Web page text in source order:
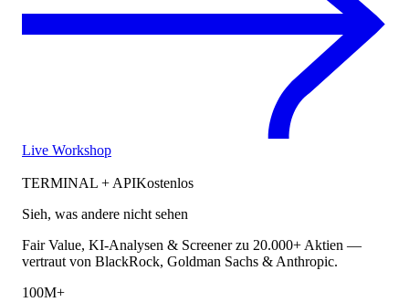
Live Workshop
TERMINAL + APIKostenlos
Sieh, was andere nicht sehen
Fair Value, KI-Analysen & Screener zu 20.000+ Aktien —
vertraut von BlackRock, Goldman Sachs & Anthropic.
100M+